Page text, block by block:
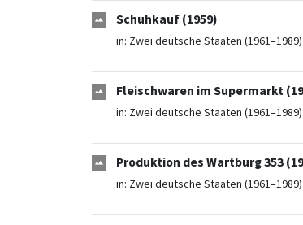
Schuhkauf (1959)
in: Zwei deutsche Staaten (1961–1989)
Fleischwaren im Supermarkt
in: Zwei deutsche Staaten (1961–1989)
Produktion des Wartburg 353
in: Zwei deutsche Staaten (1961–1989)